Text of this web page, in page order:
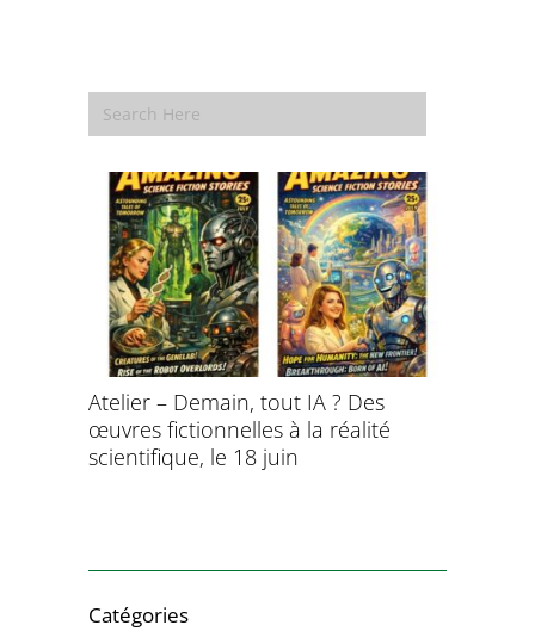
Atelier – Demain, tout IA ? Des
œuvres fictionnelles à la réalité
scientifique, le 18 juin
Catégories